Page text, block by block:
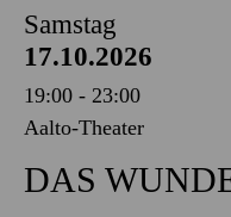
Samstag
17.10.2026
19:00 - 23:00
Aalto-Theater
DAS